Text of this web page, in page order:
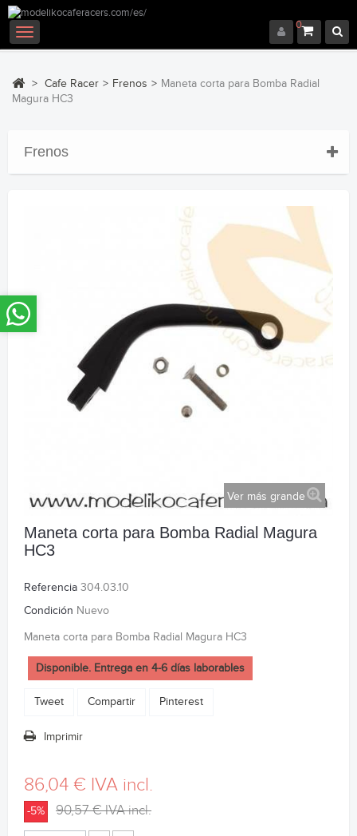
0
Navegación
Toggle
> Cafe Racer > Frenos > Maneta corta para Bomba Radial
Magura HC3
Frenos
Ver más grande
Maneta corta para Bomba Radial Magura
HC3
Referencia 304.03.10
Condición Nuevo
Maneta corta para Bomba Radial Magura HC3
Disponible. Entrega en 4-6 días laborables
Tweet Compartir Pinterest
Imprimir
86,04 € IVA incl.
-5% 90,57 €IVA incl.